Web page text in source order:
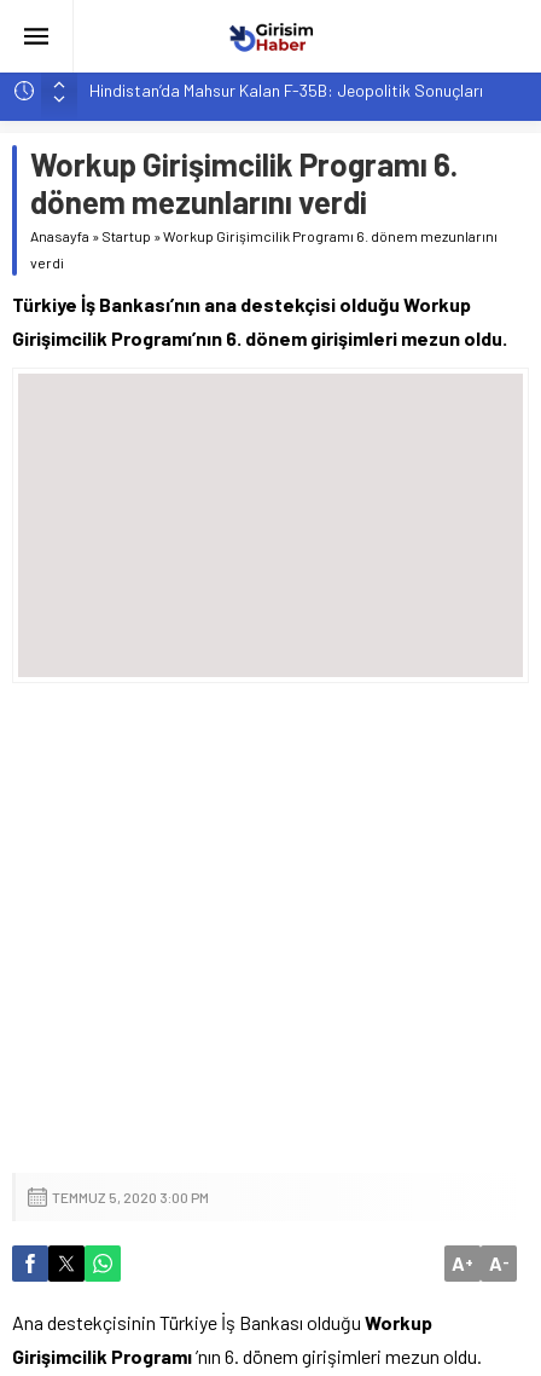
Hindistan’da Mahsur Kalan F-35B: Jeopolitik Sonuçları
Yapay Zeka Destekli Asistanlar: Elon Musk’tan Romantik Bir
Hamle mi?
Girişimcilik ve Yaşam Tarzı: Şehir Değişiminin Nedenleri ve
Etkileri
YZ ile Tüketici Girişimciliği: Yeni Sosyal Bağlantılar
Bir Tercih Değil, Zorunluluk?
Workup Girişimcilik Programı 6.
dönem mezunlarını verdi
Anasayfa » Startup »Workup Girişimcilik Programı 6. dönem mezunlarını
verdi
Türkiye İş Bankası’nın ana destekçisi olduğu Workup
Girişimcilik Programı’nın 6. dönem girişimleri mezun oldu.
TEMMUZ 5, 2020 3:00 PM
A+ A-
Ana destekçisinin Türkiye İş Bankası olduğu Workup
Girişimcilik Programı’nın 6. dönem girişimleri mezun oldu.